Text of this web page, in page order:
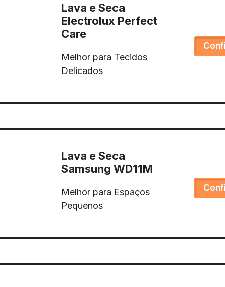
Lava e Seca
Electrolux Perfect
Care
Melhor para Tecidos
Delicados
Lava e Seca
Samsung WD11M
Melhor para Espaços
Pequenos